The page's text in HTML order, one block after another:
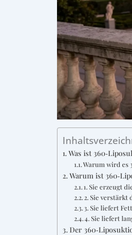
Was ist
Warum wird es
Warum ist
1. Sie erzeugt
2. Sie verstärkt
3. Sie liefert
4. Sie liefert
Der